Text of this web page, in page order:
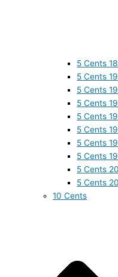
5 Cents
5 Cents
5 Cents
5 Cents
5 Cents
5 Cents
5 Cents
5 Cents
5 Cents
5 Cents
10 Cents